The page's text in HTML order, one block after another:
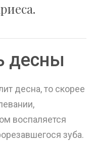
десны
десна, то скорее
воспаляется
зуба.